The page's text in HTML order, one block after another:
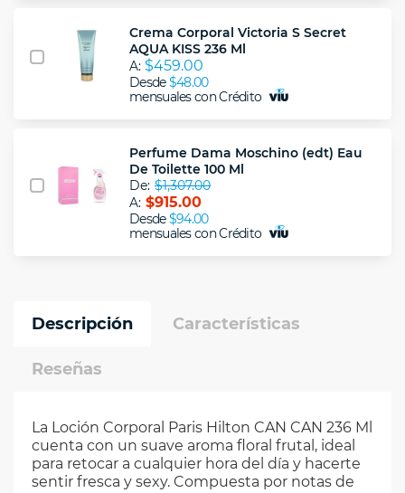
Crema Corporal Victoria S Secret
AQUA KISS 236 Ml
A: $459.00
Desde$48.00
mensuales con Crédito
Perfume Dama Moschino (edt) Eau
De Toilette 100 Ml
De: $1,307.00
A: $915.00
Desde$94.00
mensuales con Crédito
Descripción Características
Reseñas
La Loción Corporal Paris Hilton CAN CAN 236 Ml
cuenta con un suave aroma floral frutal, ideal
para retocar a cualquier hora del día y hacerte
sentir fresca y sexy. Compuesta por notas de